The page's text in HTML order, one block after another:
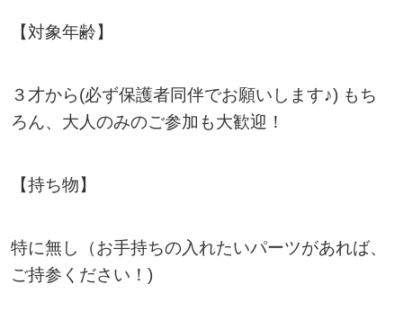
【対象年齢】
３才から(必ず保護者同伴でお願いします♪) もち
ろん、大人のみのご参加も大歓迎！
【持ち物】
特に無し（お手持ちの入れたいパーツがあれば、
ご持参ください！)